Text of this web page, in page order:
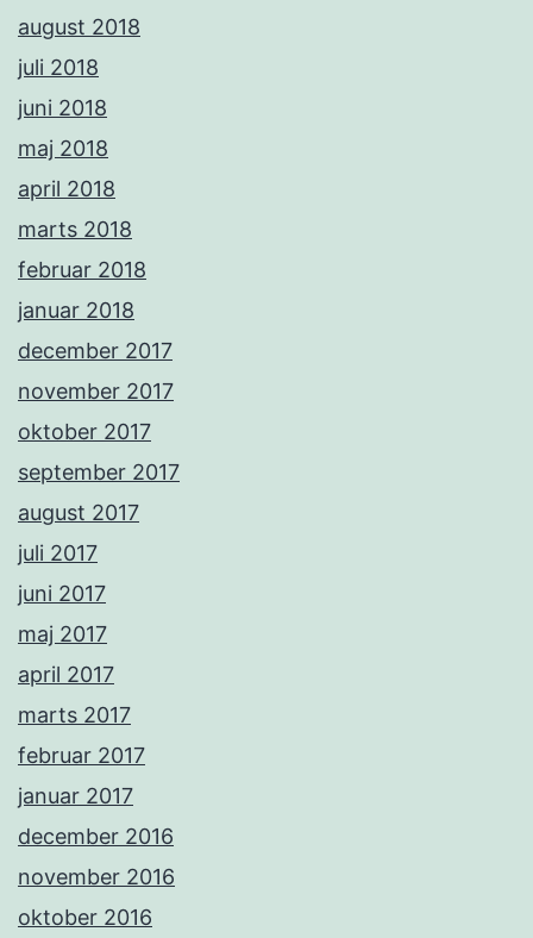
august 2018
juli 2018
juni 2018
maj 2018
april 2018
marts 2018
februar 2018
januar 2018
december 2017
november 2017
oktober 2017
september 2017
august 2017
juli 2017
juni 2017
maj 2017
april 2017
marts 2017
februar 2017
januar 2017
december 2016
november 2016
oktober 2016